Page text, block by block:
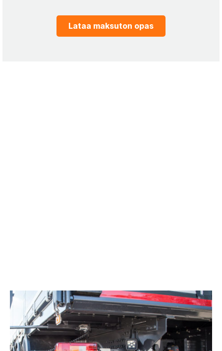
Lataa maksuton opas